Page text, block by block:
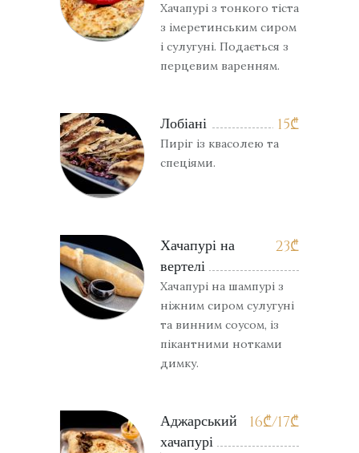
Хачапурі з тонкого тіста
з імеретинським сиром
і сулугуні. Подається з
перцевим варенням.
15₾
Лобіані
Пиріг із квасолею та
спеціями.
23₾
Хачапурі на
вертелі
Хачапурі на шампурі з
ніжним сиром сулугуні
та винним соусом, із
пікантними нотками
димку.
16₾/17₾
Аджарський
хачапурі